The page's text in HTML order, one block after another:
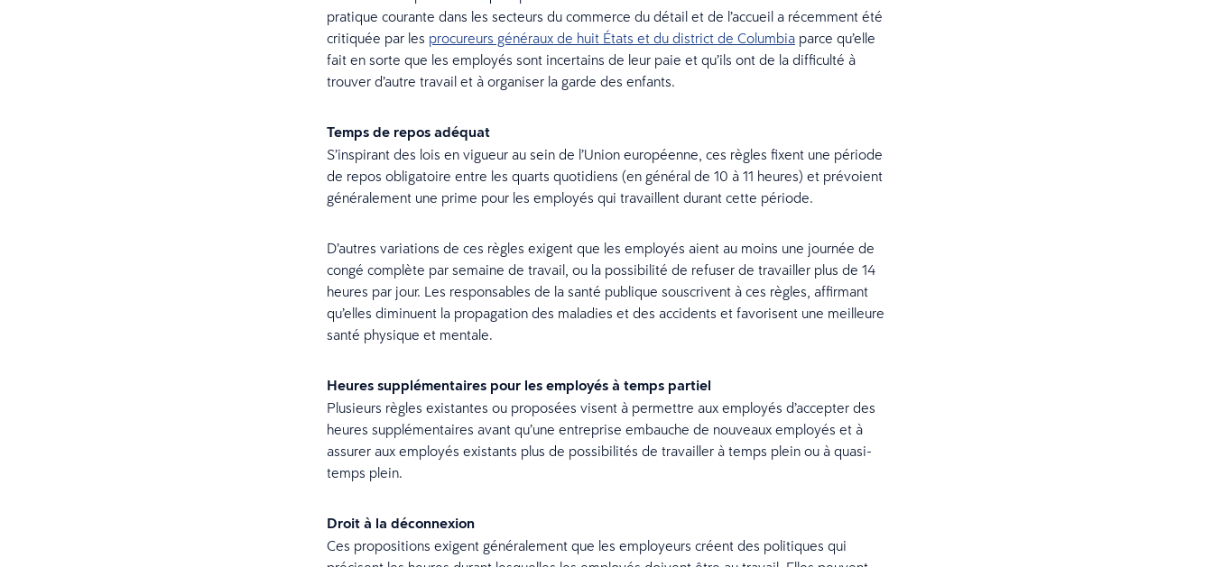
pratique courante dans les secteurs du commerce du détail et de l’accueil a récemment été
critiquée par les procureurs généraux de huit États et du district de Columbiaparce qu’elle
fait en sorte que les employés sont incertains de leur paie et qu’ils ont de la difficulté à
trouver d’autre travail et à organiser la garde des enfants.
Temps de repos adéquat
S’inspirant des lois en vigueur au sein de l’Union européenne, ces règles fixent une période
de repos obligatoire entre les quarts quotidiens (en général de 10 à 11 heures) et prévoient
généralement une prime pour les employés qui travaillent durant cette période.
D’autres variations de ces règles exigent que les employés aient au moins une journée de
congé complète par semaine de travail, ou la possibilité de refuser de travailler plus de 14
heures par jour. Les responsables de la santé publique souscrivent à ces règles, affirmant
qu’elles diminuent la propagation des maladies et des accidents et favorisent une meilleure
santé physique et mentale.
Heures supplémentaires pour les employés à temps partiel
Plusieurs règles existantes ou proposées visent à permettre aux employés d’accepter des
heures supplémentaires avant qu’une entreprise embauche de nouveaux employés et à
assurer aux employés existants plus de possibilités de travailler à temps plein ou à quasi-
temps plein.
Droit à la déconnexion
Ces propositions exigent généralement que les employeurs créent des politiques qui